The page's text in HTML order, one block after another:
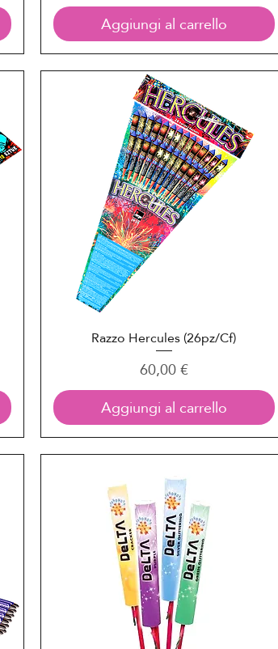
Aggiungi al carrello
Vista rapida
Razzo Hercules (26pz/Cf)
Prezzo
60,00 €
Aggiungi al carrello